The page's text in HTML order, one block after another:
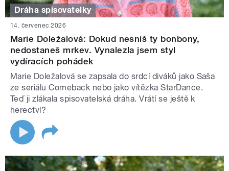
Dráha spisovatelky
14. červenec 2026
Marie Doležalová: Dokud nesníš ty bonbony,
nedostaneš mrkev. Vynalezla jsem styl
vydíracích pohádek
Marie Doležalová se zapsala do srdcí diváků jako Saša
ze seriálu Comeback nebo jako vítězka StarDance.
Teď ji zlákala spisovatelská dráha. Vrátí se ještě k
herectví?